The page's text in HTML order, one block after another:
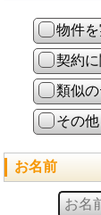
物件
契約
類似
その他
お名前